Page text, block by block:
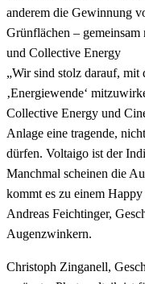
anderem die Gewinnung
Grünflächen –
und Collective Energy
„Wir sind stolz darauf,
‚Energiewende‘
Collective Energy und
Anlage eine tragende,
dürfen. Voltaigo ist der
Manchmal scheinen die
kommt es zu einem
Andreas Feichtinger,
Augenzwinkern.
Christoph Zinganell,